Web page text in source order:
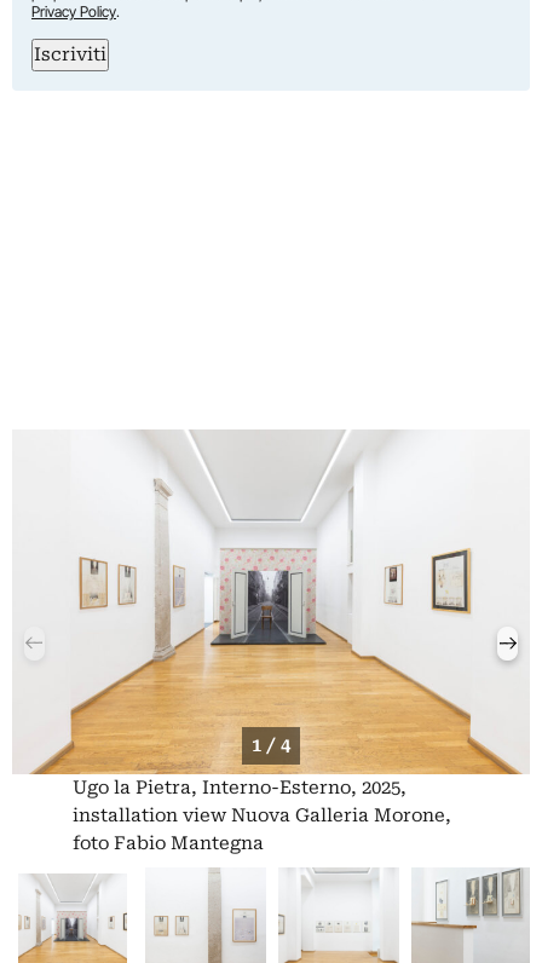
Privacy Policy.
Iscriviti
1 / 4
Ugo la Pietra, Interno-Esterno, 2025,
installation view Nuova Galleria Morone,
foto Fabio Mantegna